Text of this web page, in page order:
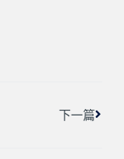
下一篇